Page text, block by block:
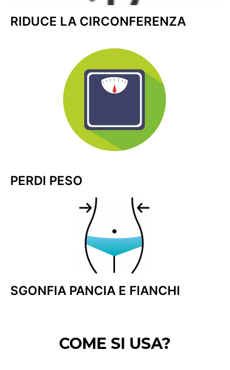
RIDUCE LA CIRCONFERENZA
PERDI PESO
SGONFIA PANCIA E FIANCHI
COME SI USA?